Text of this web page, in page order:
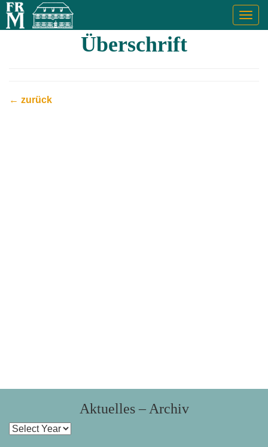
Überschrift
← zurück
Aktuelles – Archiv